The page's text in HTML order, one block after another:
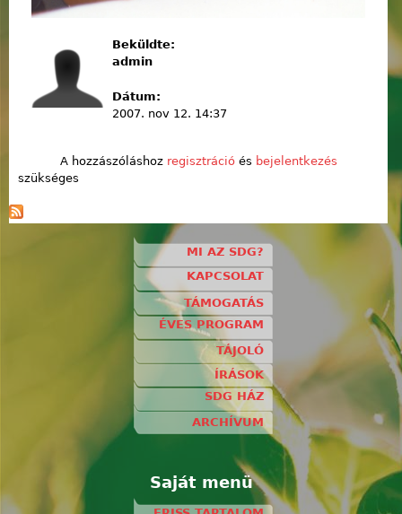
Beküldte:
admin
Dátum:
2007. nov 12. 14:37
A hozzászóláshoz regisztrációés bejelentkezés
szükséges
MI AZ SDG?
KAPCSOLAT
TÁMOGATÁS
ÉVES PROGRAM
TÁJOLÓ
ÍRÁSOK
SDG HÁZ
ARCHÍVUM
Saját menü